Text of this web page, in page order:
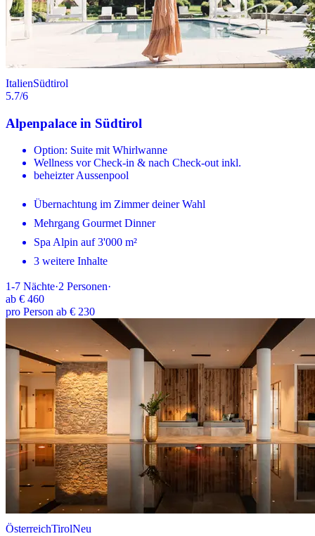
ItalienSüdtirol
5.7/6
Alpenpalace in Südtirol
Option: Suite mit Whirlwanne
Wellness vor Check-in & nach Check-out inkl.
beheizter Aussenpool
Übernachtung im Zimmer deiner Wahl
Mehrgang Gourmet Dinner
Spa Alpin auf 3'000 m²
3 weitere Inhalte
1-7 Nächte·2 Personen·
ab € 460
pro Person ab € 230
ÖsterreichTirolNeu